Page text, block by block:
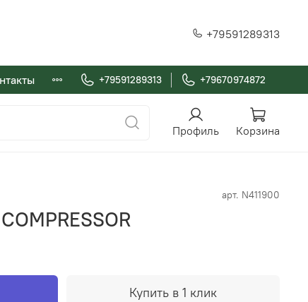
+79591289313
+79591289313 +79670974872
Профиль Корзина
арт. N411900
Купить в 1 клик